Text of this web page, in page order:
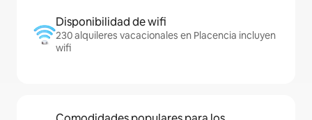
Disponibilidad de wifi
230 alquileres vacacionales en Placencia incluyen
wifi